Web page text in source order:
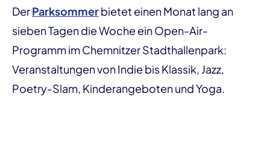
DerParksommerbietet einen Monat lang an
sieben Tagen die Woche ein Open-Air-
Programm im Chemnitzer Stadthallenpark:
Veranstaltungen von Indie bis Klassik, Jazz,
Poetry-Slam, Kinderangeboten und Yoga.